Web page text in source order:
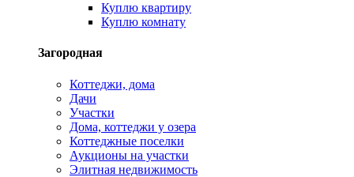
Куплю квартиру
Куплю комнату
Загородная
Коттеджи, дома
Дачи
Участки
Дома, коттеджи у озера
Коттеджные поселки
Аукционы на участки
Элитная недвижимость